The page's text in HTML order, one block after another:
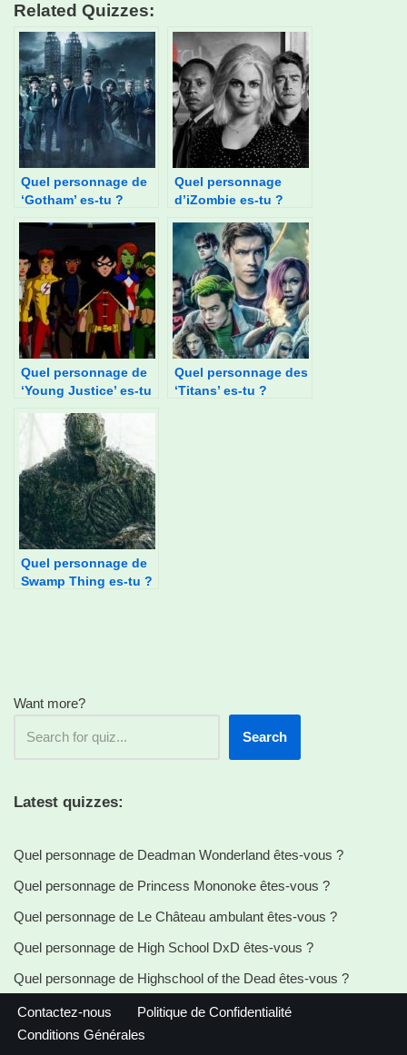
Related Quizzes:
Quel personnage de
‘Gotham’ es-tu ?
Quel personnage
d’iZombie es-tu ?
Quel personnage de
‘Young Justice’ es-tu
Quel personnage des
‘Titans’ es-tu ?
Quel personnage de
Swamp Thing es-tu ?
Want more?
Search
Latest quizzes:
Quel personnage de Deadman Wonderland êtes-vous ?
Quel personnage de Princess Mononoke êtes-vous ?
Quel personnage de Le Château ambulant êtes-vous ?
Quel personnage de High School DxD êtes-vous ?
Quel personnage de Highschool of the Dead êtes-vous ?
Contactez-nous
Politique de Confidentialité
Conditions Générales